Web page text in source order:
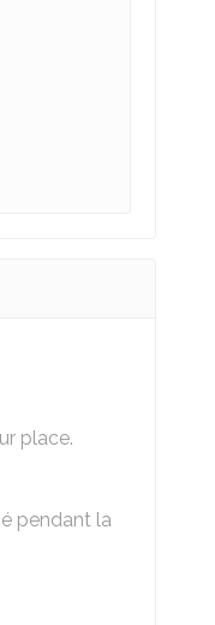
place.
pendant la